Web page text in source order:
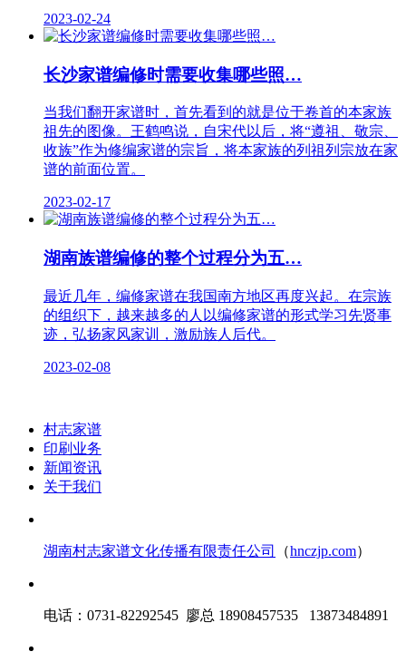
2023-02-24
长沙家谱编修时需要收集哪些照…
当我们翻开家谱时，首先看到的就是位于卷首的本家族
祖先的图像。王鹤鸣说，自宋代以后，将“遵祖、敬宗、
收族”作为修编家谱的宗旨，将本家族的列祖列宗放在家
谱的前面位置。
2023-02-17
湖南族谱编修的整个过程分为五…
最近几年，编修家谱在我国南方地区再度兴起。在宗族
的组织下，越来越多的人以编修家谱的形式学习先贤事
迹，弘扬家风家训，激励族人后代。
2023-02-08
村志家谱
印刷业务
新闻资讯
关于我们
湖南村志家谱文化传播有限责任公司 （hnczjp.com）
电话：0731-82292545 廖总 18908457535 13873484891